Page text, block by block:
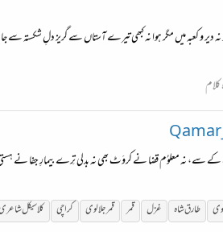
نہ دیر و کعبہ میں مگر ہوا نہ کبھی تیرے آستاں سے گریز دلِ
کلام
سے، نہ معلوُم قضا نے کروَٹ بھی نہ بدلی تِرے بیمارِ جفا نے
طارق شاہ غزل قمر قمرجلالوی کراچی کلاسیکل